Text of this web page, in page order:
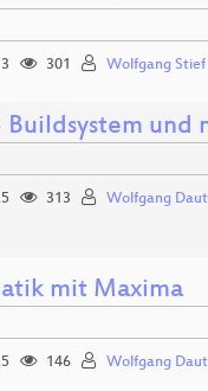
301 Wolfgang Stief
Buildsystem und
313 Wolfgang
mit Maxima
146 Wolfgang